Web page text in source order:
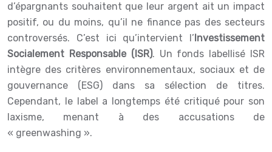
d’épargnants souhaitent que leur argent ait un impact
positif, ou du moins, qu’il ne finance pas des secteurs
controversés. C’est ici qu’intervient l’ Investissement
Socialement Responsable (ISR). Un fonds labellisé ISR
intègre des critères environnementaux, sociaux et de
gouvernance (ESG) dans sa sélection de titres.
Cependant, le label a longtemps été critiqué pour son
laxisme, menant à des accusations de
« greenwashing ».